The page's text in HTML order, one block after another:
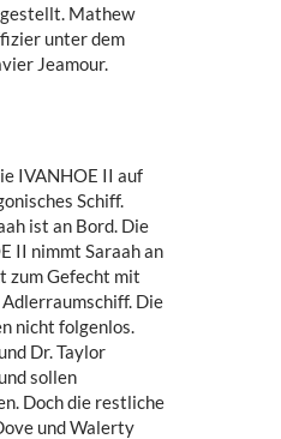
Mathew
unter dem
Jeamour.
IVANHOE II auf
Schiff.
ist an Bord. Die
II nimmt Saraah an
zum Gefecht mit
Die
nicht folgenlos.
Dr. Taylor
sollen
Doch die restliche
und Walerty